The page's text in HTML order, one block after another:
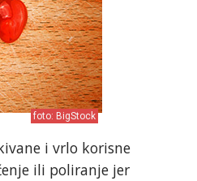
foto: BigStock
i vrlo korisne
ili poliranje jer